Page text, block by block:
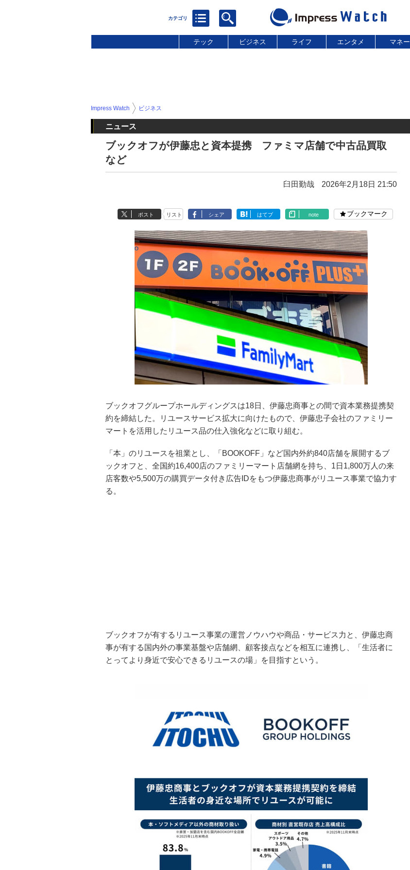
テック ビジネス ライフ エンタメ マネー
Impress Watch ビジネス
ニュース
ブックオフが伊藤忠と資本提携 ファミマ店舗で中古品買取
など
臼田勤哉 2026年2月18日 21:50
ポスト リスト シェア はてブ note ブックマーク
ブックオフグループホールディングスは18日、伊藤忠商事との間で資本業務提携契
約を締結した。リユースサービス拡大に向けたもので、伊藤忠子会社のファミリー
マートを活用したリユース品の仕入強化などに取り組む。
「本」のリユースを祖業とし、「BOOKOFF」など国内外約840店舗を展開するブ
ックオフと、全国約16,400店のファミリーマート店舗網を持ち、1日1,800万人の来
店客数や5,500万の購買データ付き広告IDをもつ伊藤忠商事がリユース事業で協力す
る。
ブックオフが有するリユース事業の運営ノウハウや商品・サービス力と、伊藤忠商
事が有する国内外の事業基盤や店舗網、顧客接点などを相互に連携し、「生活者に
とってより身近で安心できるリユースの場」を目指すという。